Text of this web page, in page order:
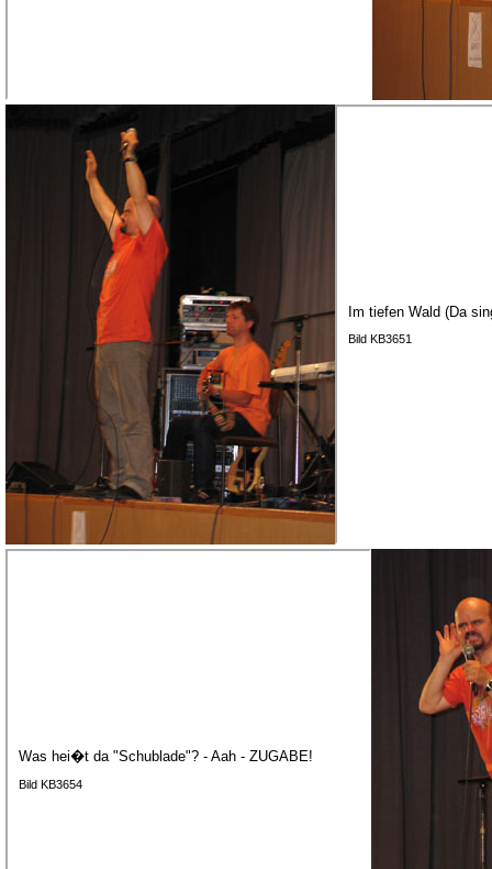
Im tiefen Wald (Da
Bild KB3651
Was hei�t da "Schublade"? - Aah - ZUGABE!
Bild KB3654